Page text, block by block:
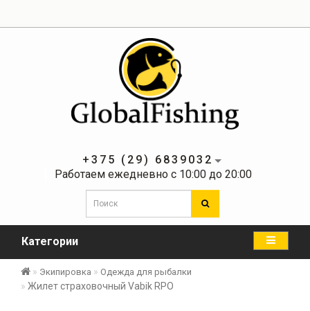
+375 (29) 6839032
Работаем ежедневно с 10:00 до 20:00
Категории
Экипировка Одежда для рыбалки
Жилет страховочный Vabik RPO